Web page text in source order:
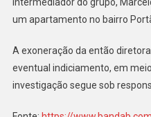
um apartamento no bairro
A exoneração da então
eventual indiciamento, em
investigação segue sob